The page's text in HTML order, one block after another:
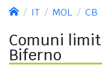
IT MOL CB
Comuni
Biferno